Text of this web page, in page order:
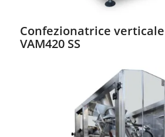
Confezionatrice verticale
VAM420 SS